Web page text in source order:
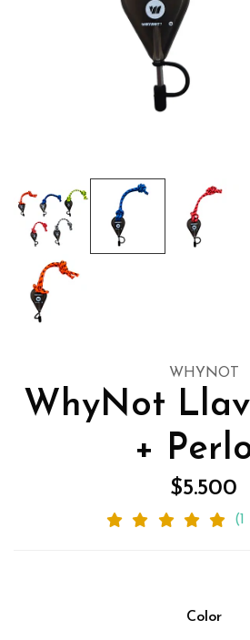
WHYNOT
WhyNot
+
$5.500
(1
Color